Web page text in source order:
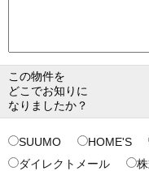
この物件を
どこでお知りに
なりましたか？
SUUMO HOME'S
ダイレクトメール